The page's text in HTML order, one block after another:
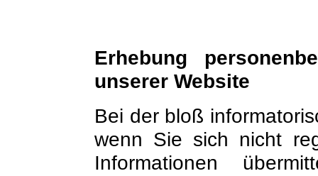
Erhebung
unserer Website
Bei der bloß
wenn Sie sich nicht
Informationen